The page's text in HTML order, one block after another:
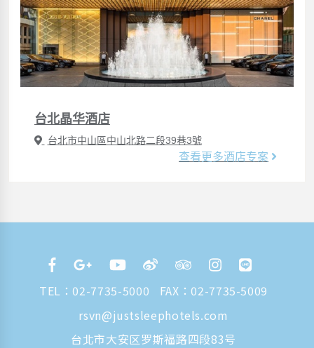
台北晶华酒店
台北市中山區中山北路二段39巷3號
查看更多酒店专案
TEL： 02-7735-5000
FAX：02-7735-5009
rsvn@justsleephotels.com
台北市大安区罗斯福路四段83号